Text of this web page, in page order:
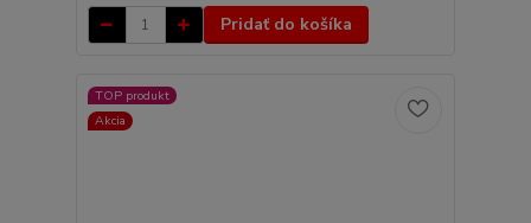
Pridať do košíka
TOP produkt
Akcia